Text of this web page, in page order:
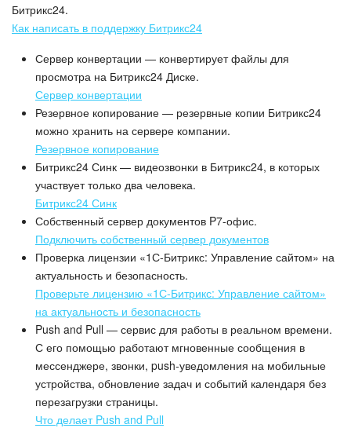
Интернет-магазин
Складской учет
Почта
CRM
Онлайн-запись
КЭДО
Подпись
Маркетинг
Центр продаж
Аналитика
BI Конструктор
Битрикс24.
Как написать в поддержку Битрикс24
Сервер конвертации — конвертирует файлы для
просмотра на Битрикс24 Диске.
Сервер конвертации
Резервное копирование — резервные копии Битрикс24
можно хранить на сервере компании.
Резервное копирование
Битрикс24 Синк — видеозвонки в Битрикс24, в которых
участвует только два человека.
Битрикс24 Синк
Собственный сервер документов P7-офис.
Подключить собственный сервер документов
Проверка лицензии «1С-Битрикс: Управление сайтом» на
актуальность и безопасность.
Проверьте лицензию «1С-Битрикс: Управление сайтом»
на актуальность и безопасность
Push and Pull — сервис для работы в реальном времени.
С его помощью работают мгновенные сообщения в
мессенджере, звонки, push-уведомления на мобильные
устройства, обновление задач и событий календаря без
перезагрузки страницы.
Что делает Push and Pull